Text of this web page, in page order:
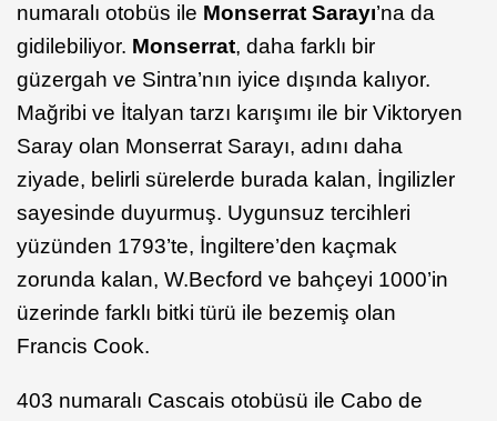
numaralı otobüs ile Monserrat Sarayı’na da
gidilebiliyor. Monserrat, daha farklı bir
güzergah ve Sintra’nın iyice dışında kalıyor.
Mağribi ve İtalyan tarzı karışımı ile bir Viktoryen
Saray olan Monserrat Sarayı, adını daha
ziyade, belirli sürelerde burada kalan, İngilizler
sayesinde duyurmuş. Uygunsuz tercihleri
yüzünden 1793’te, İngiltere’den kaçmak
zorunda kalan, W.Becford ve bahçeyi 1000’in
üzerinde farklı bitki türü ile bezemiş olan
Francis Cook.
403 numaralı Cascais otobüsü ile Cabo de